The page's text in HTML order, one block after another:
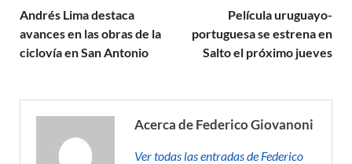
Andrés Lima destaca
avances en las obras de la
ciclovía en San Antonio
Película uruguayo-
portuguesa se estrena en
Salto el próximo jueves
Acerca de Federico Giovanoni
Ver todas las entradas de Federico